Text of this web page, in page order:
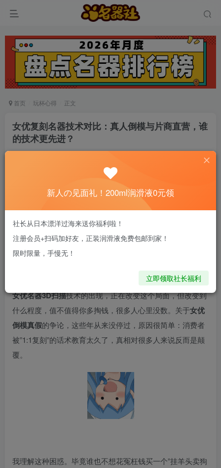
首页 玩杯心得 正文
女优复刻名器技术对比：真人倒模与片商直营，谁
的技术更先进？
私信
📢 社长提示：新用户注册并加好友，免费领
200ml润滑液哦～
你以为花几百块买的女优名器，真的是从女优身上1:1复制下
来的？
造型参考了真人，内部通道却跟那位女优没有半毛钱关系。
女优名器3D扫描技术的出现，正在改变这个局面，但改变到
什么程度，值不值得你多掏钱，很多人心里没数。关于女优
倒模真假的争论，这些年从来没停过，原因很简单：消费者
被”1:1复刻”的话术教育太久了，真相对很多人来说反而是颠
覆。
我理解这种困惑。毕竟谁也不想花冤枉钱买一个”挂羊头卖狗
新人の见面礼！200ml润滑液0元领
社长从日本漂洋过海来送你福利啦！
注册会员+扫码加好友，正装润滑液免费包邮到家！
限时限量，手慢无！
立即领取社长福利